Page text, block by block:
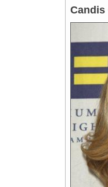
Candis